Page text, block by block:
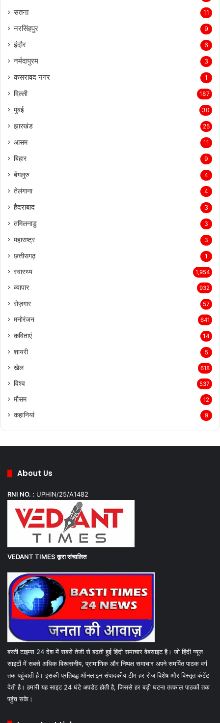
सिवनी 14
सतना 11
नरसिंहपुर 9
इंदौर 6
नर्मदापुरम 3
कसरावद नगर 1
दिल्ली 187
मुंबई 30
झारखंड 25
आसम 11
बिहार 9
बेंगलुरु 4
तेलंगाना 4
हैदराबाद 3
तमिलनाडु 3
महाराष्ट्र 3
छत्तीसगढ़ 1
स्वास्थ्य 1,954
व्यापार 932
रोज़गार 57
मनोरंजन 641
कविताएं 14
शायरी 5
खेल 618
विश्व 537
मौसम 12
कहानियां 9
RNI NO. :UPHIN/25/A1482
VEDANT TIMES द्वारा संचालित
बस्ती टाइम्स 24 देश में सबसे तेजी से बढ़ती हुई हिंदी समाचार वेबसाइट है। जो हिंदी न्यूज
साइटों में सबसे अधिक विश्वसनीय, प्रामाणिक और निष्पक्ष समाचार अपने समर्पित पाठक वर्ग
तक पहुंचाती है। इसकी प्रतिबद्ध ऑनलाइन संपादकीय टीम हर रोज विशेष और विस्तृत कंटेंट
देती है। हमारी यह साइट 24 घंटे अपडेट होती है, जिससे हर बड़ी घटना तत्काल पाठकों तक